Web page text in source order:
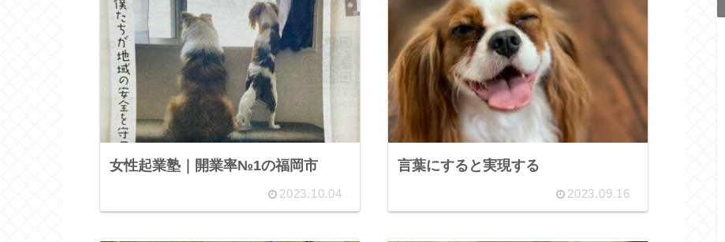
女性起業塾｜開業率№1の福岡市
2023.10.04
言葉にすると実現する
2023.09.16